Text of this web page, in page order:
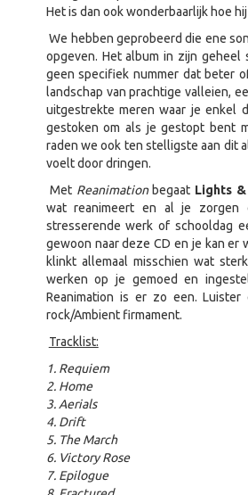
Het is dan ook wonderbaarlijk hoe
We hebben geprobeerd die ene
opgeven. Het album in zijn
geen specifiek nummer dat beter
landschap van prachtige valleien,
uitgestrekte meren waar je enkel
gestoken om als je gestopt bent
raden we ook ten stelligste aan dit
voelt door dringen.
Met Reanimationbegaat Lights
wat reanimeert en al je zorgen
stresserende werk of schooldag
gewoon naar deze CD en je kan er
klinkt allemaal misschien wat
werken op je gemoed en
Reanimation is er zo een.
rock/Ambient firmament.
Tracklist:
1. Requiem
2. Home
3. Aerials
4. Drift
5. The March
6. Victory Rose
7. Epilogue